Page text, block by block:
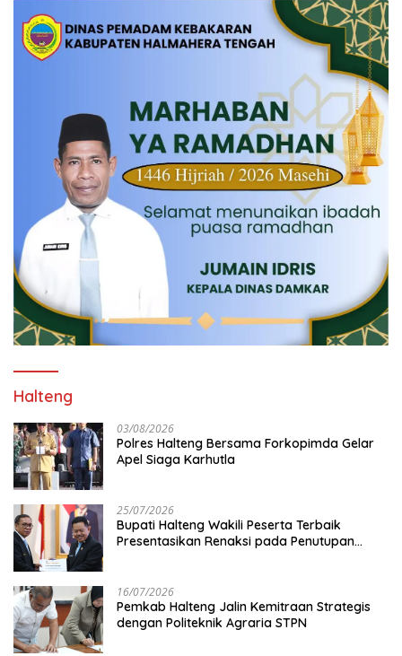
Halteng
03/08/2026
Polres Halteng Bersama Forkopimda Gelar
Apel Siaga Karhutla
25/07/2026
Bupati Halteng Wakili Peserta Terbaik
Presentasikan Renaksi pada Penutupan
16/07/2026
Pemkab Halteng Jalin Kemitraan Strategis
dengan Politeknik Agraria STPN